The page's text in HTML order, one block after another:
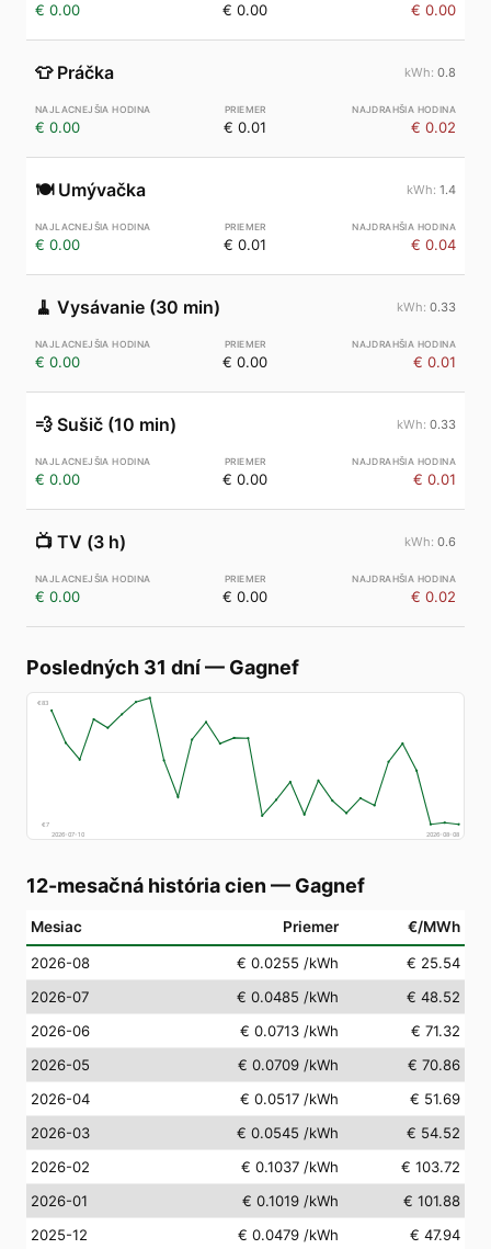
€ 0.00 € 0.00 € 0.00
👕 Práčka 0.8
€ 0.00 € 0.01 € 0.02
🍽️ Umývačka 1.4
€ 0.00 € 0.01 € 0.04
🧹 Vysávanie (30 min) 0.33
€ 0.00 € 0.00 € 0.01
💨 Sušič (10 min) 0.33
€ 0.00 € 0.00 € 0.01
📺 TV (3 h) 0.6
€ 0.00 € 0.00 € 0.02
Posledných 31 dní— Gagnef
€83
€7
2026-07-10
2026-08-08
12-mesačná história cien — Gagnef
Mesiac Priemer €/MWh
2026-08 € 0.0255 /kWh
€ 25.54
2026-07
€ 0.0485 /kWh
€ 48.52
2026-06
€ 0.0713 /kWh
€ 71.32
2026-05
€ 0.0709 /kWh
€ 70.86
2026-04
€ 0.0517 /kWh
€ 51.69
2026-03
€ 0.0545 /kWh
€ 54.52
2026-02
€ 0.1037 /kWh
€ 103.72
2026-01
€ 0.1019 /kWh
€ 101.88
2025-12
€ 0.0479 /kWh
€ 47.94